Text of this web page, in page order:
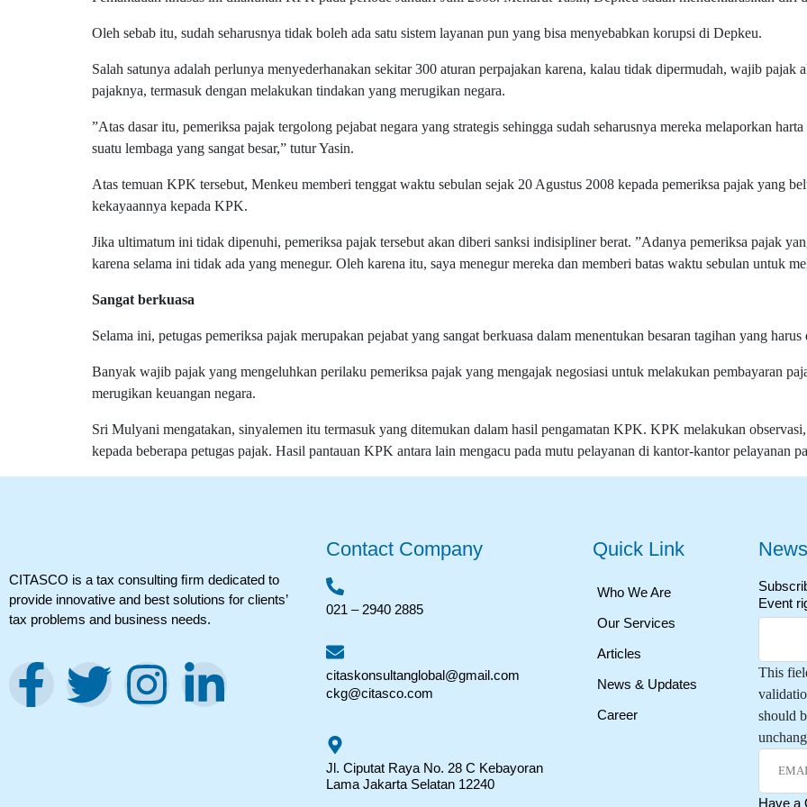
Oleh sebab itu, sudah seharusnya tidak boleh ada satu sistem layanan pun yang bisa menyebabkan korupsi di Depkeu.
Salah satunya adalah perlunya menyederhanakan sekitar 300 aturan perpajakan karena, kalau tidak dipermudah, wajib pajak
pajaknya, termasuk dengan melakukan tindakan yang merugikan negara.
”Atas dasar itu, pemeriksa pajak tergolong pejabat negara yang strategis sehingga sudah seharusnya mereka melaporkan
suatu lembaga yang sangat besar,” tutur Yasin.
Atas temuan KPK tersebut, Menkeu memberi tenggat waktu sebulan sejak 20 Agustus 2008 kepada pemeriksa pajak yang
kekayaannya kepada KPK.
Jika ultimatum ini tidak dipenuhi, pemeriksa pajak tersebut akan diberi sanksi indisipliner berat. ”Adanya pemeriksa pajak
karena selama ini tidak ada yang menegur. Oleh karena itu, saya menegur mereka dan memberi batas waktu sebulan untuk
Sangat berkuasa
Selama ini, petugas pemeriksa pajak merupakan pejabat yang sangat berkuasa dalam menentukan besaran tagihan yang
Banyak wajib pajak yang mengeluhkan perilaku pemeriksa pajak yang mengajak negosiasi untuk melakukan pembayaran
merugikan keuangan negara.
Sri Mulyani mengatakan, sinyalemen itu termasuk yang ditemukan dalam hasil pengamatan KPK. KPK melakukan
kepada beberapa petugas pajak. Hasil pantauan KPK antara lain mengacu pada mutu pelayanan di kantor-kantor pelayanan
CITASCO is a tax consulting ﬁrm dedicated to
provide innovative and best solutions for clients’
tax problems and business needs.
Contact Company
021 – 2940 2885
citaskonsultanglobal@gmail.com
ckg@citasco.com
Jl. Ciputat Raya No. 28 C Kebayoran
Lama Jakarta Selatan 12240
Quick Link
Who We Are
Our Services
Articles
News & Updates
Career
Event
This
should
Have